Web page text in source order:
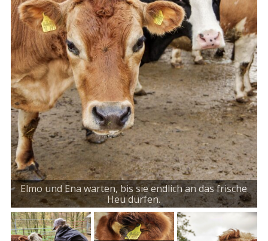
Elmo und Ena warten, bis sie endlich an das frische
Heu dürfen.